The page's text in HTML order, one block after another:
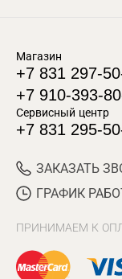
Магазин
+7 831 297-
+7 910-393-
Сервисный центр
+7 831 295-
ЗАКАЗАТЬ
ГРАФИК
ПРИНИМАЕМ К